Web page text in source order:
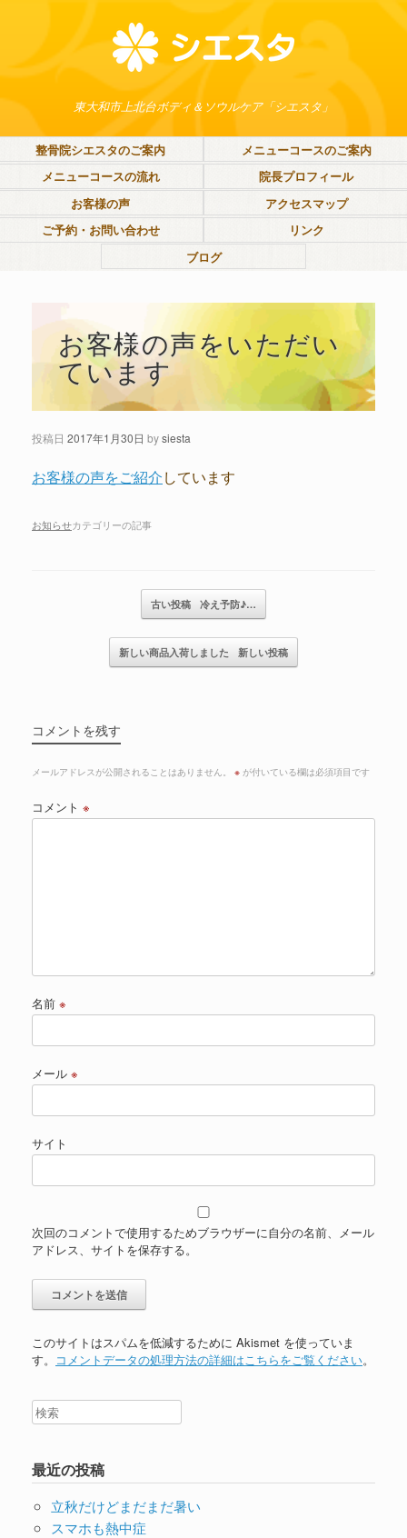
東大和市上北台ボディ＆ソウルケア「シエスタ」
整骨院シエスタのご案内
メニューコースのご案内
メニューコースの流れ
院長プロフィール
お客様の声
アクセスマップ
ご予約・お問い合わせ
リンク
ブログ
お客様の声をいただい
ています
投稿日 2017年1月30日 bysiesta
お客様の声をご紹介しています
お知らせカテゴリーの記事
古い投稿 冷え予防♪…
新しい商品入荷しました 新しい投稿
コメントを残す
メールアドレスが公開されることはありません。 ※ が付いている欄は必須項目です
コメント ※
名前 ※
メール ※
サイト
次回のコメントで使用するためブラウザーに自分の名前、メール
アドレス、サイトを保存する。
このサイトはスパムを低減するために Akismet を使っていま
す。 コメントデータの処理方法の詳細はこちらをご覧ください。
最近の投稿
立秋だけどまだまだ暑い
スマホも熱中症